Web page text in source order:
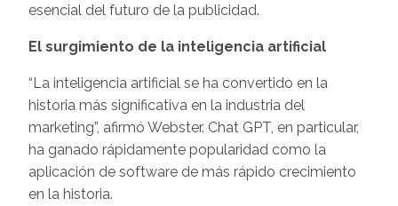
esencial del futuro de la publicidad.
El surgimiento de la inteligencia artificial
“La inteligencia artificial se ha convertido en la
historia más significativa en la industria del
marketing”, afirmó Webster. Chat GPT, en particular,
ha ganado rápidamente popularidad como la
aplicación de software de más rápido crecimiento
en la historia.